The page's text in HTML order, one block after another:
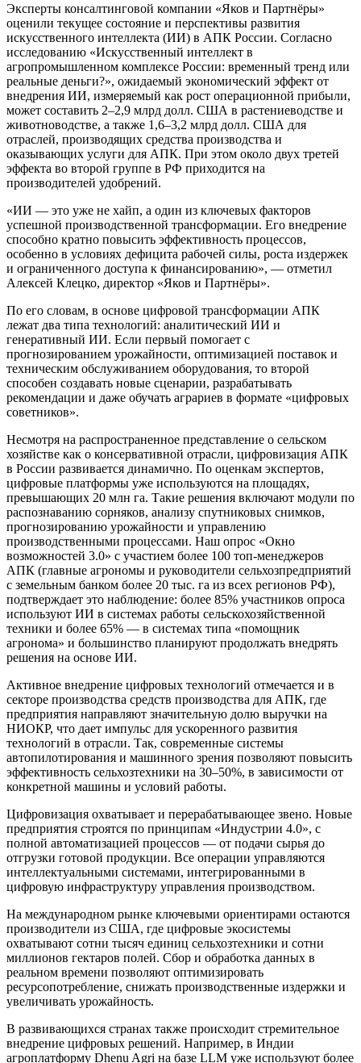
Эксперты консалтинговой компании «Яков и Партнёры»
оценили текущее состояние и перспективы развития
искусственного интеллекта (ИИ) в АПК России. Согласно
исследованию «Искусственный интеллект в
агропромышленном комплексе России: временный тренд или
реальные деньги?», ожидаемый экономический эффект от
внедрения ИИ, измеряемый как рост операционной прибыли,
может составить 2–2,9 млрд долл. США в растениеводстве и
животноводстве, а также 1,6–3,2 млрд долл. США для
отраслей, производящих средства производства и
оказывающих услуги для АПК. При этом около двух третей
эффекта во второй группе в РФ приходится на
производителей удобрений.
«ИИ — это уже не хайп, а один из ключевых факторов
успешной производственной трансформации. Его внедрение
способно кратно повысить эффективность процессов,
особенно в условиях дефицита рабочей силы, роста издержек
и ограниченного доступа к финансированию», — отметил
Алексей Клецко, директор «Яков и Партнёры».
По его словам, в основе цифровой трансформации АПК
лежат два типа технологий: аналитический ИИ и
генеративный ИИ. Если первый помогает с
прогнозированием урожайности, оптимизацией поставок и
техническим обслуживанием оборудования, то второй
способен создавать новые сценарии, разрабатывать
рекомендации и даже обучать аграриев в формате «цифровых
советников».
Несмотря на распространенное представление о сельском
хозяйстве как о консервативной отрасли, цифровизация АПК
в России развивается динамично. По оценкам экспертов,
цифровые платформы уже используются на площадях,
превышающих 20 млн га. Такие решения включают модули по
распознаванию сорняков, анализу спутниковых снимков,
прогнозированию урожайности и управлению
производственными процессами. Наш опрос «Окно
возможностей 3.0» с участием более 100 топ-менеджеров
АПК (главные агрономы и руководители сельхозпредприятий
с земельным банком более 20 тыс. га из всех регионов РФ),
подтверждает это наблюдение: более 85% участников опроса
используют ИИ в системах работы сельскохозяйственной
техники и более 65% — в системах типа «помощник
агронома» и большинство планируют продолжать внедрять
решения на основе ИИ.
Активное внедрение цифровых технологий отмечается и в
секторе производства средств производства для АПК, где
предприятия направляют значительную долю выручки на
НИОКР, что дает импульс для ускоренного развития
технологий в отрасли. Так, современные системы
автопилотирования и машинного зрения позволяют повысить
эффективность сельхозтехники на 30–50%, в зависимости от
конкретной машины и условий работы.
Цифровизация охватывает и перерабатывающее звено. Новые
предприятия строятся по принципам «Индустрии 4.0», с
полной автоматизацией процессов — от подачи сырья до
отгрузки готовой продукции. Все операции управляются
интеллектуальными системами, интегрированными в
цифровую инфраструктуру управления производством.
На международном рынке ключевыми ориентирами остаются
производители из США, где цифровые экосистемы
охватывают сотни тысяч единиц сельхозтехники и сотни
миллионов гектаров полей. Сбор и обработка данных в
реальном времени позволяют оптимизировать
ресурсопотребление, снижать производственные издержки и
увеличивать урожайность.
В развивающихся странах также происходит стремительное
внедрение цифровых решений. Например, в Индии
агроплатформу Dhenu Agri на базе LLM уже используют более